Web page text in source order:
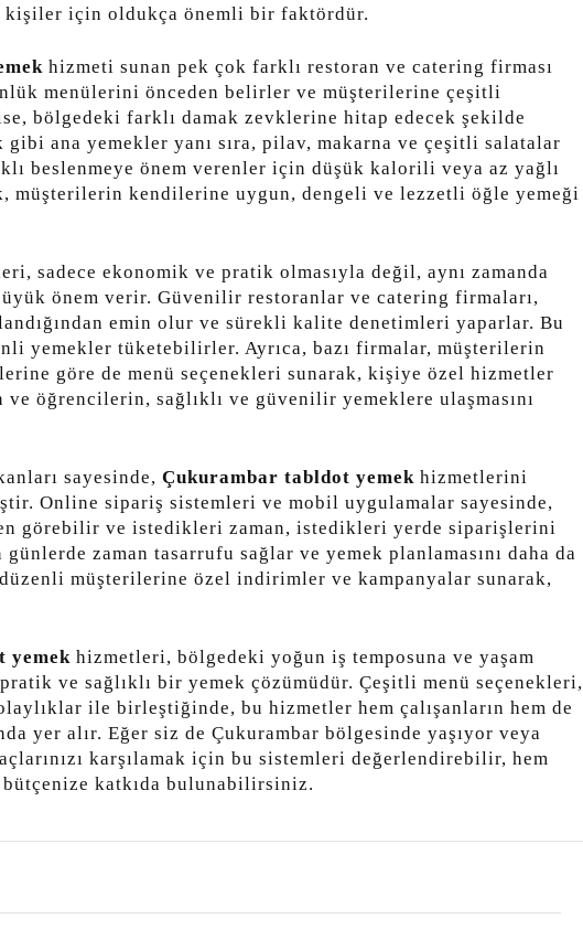
kişiler için oldukça önemli bir faktördür.
hizmeti sunan pek çok farklı restoran ve catering firması
menülerini önceden belirler ve müşterilerine çeşitli
bölgedeki farklı damak zevklerine hitap edecek şekilde
ana yemekler yanı sıra, pilav, makarna ve çeşitli salatalar
beslenmeye önem verenler için düşük kalorili veya az yağlı
müşterilerin kendilerine uygun, dengeli ve lezzetli öğle yemeği
sadece ekonomik ve pratik olmasıyla değil, aynı zamanda
önem verir. Güvenilir restoranlar ve catering firmaları,
emin olur ve sürekli kalite denetimleri yaparlar. Bu
yemekler tüketebilirler. Ayrıca, bazı firmalar, müşterilerin
göre de menü seçenekleri sunarak, kişiye özel hizmetler
öğrencilerin, sağlıklı ve güvenilir yemeklere ulaşmasını
sayesinde, Çukurambar tabldot yemek hizmetlerini
Online sipariş sistemleri ve mobil uygulamalar sayesinde,
görebilir ve istedikleri zaman, istedikleri yerde siparişlerini
zaman tasarrufu sağlar ve yemek planlamasını daha da
müşterilerine özel indirimler ve kampanyalar sunarak,
yemek hizmetleri, bölgedeki yoğun iş temposuna ve yaşam
ve sağlıklı bir yemek çözümüdür. Çeşitli menü seçenekleri,
ile birleştiğinde, bu hizmetler hem çalışanların hem de
yer alır. Eğer siz de Çukurambar bölgesinde yaşıyor veya
karşılamak için bu sistemleri değerlendirebilir, hem
katkıda bulunabilirsiniz.